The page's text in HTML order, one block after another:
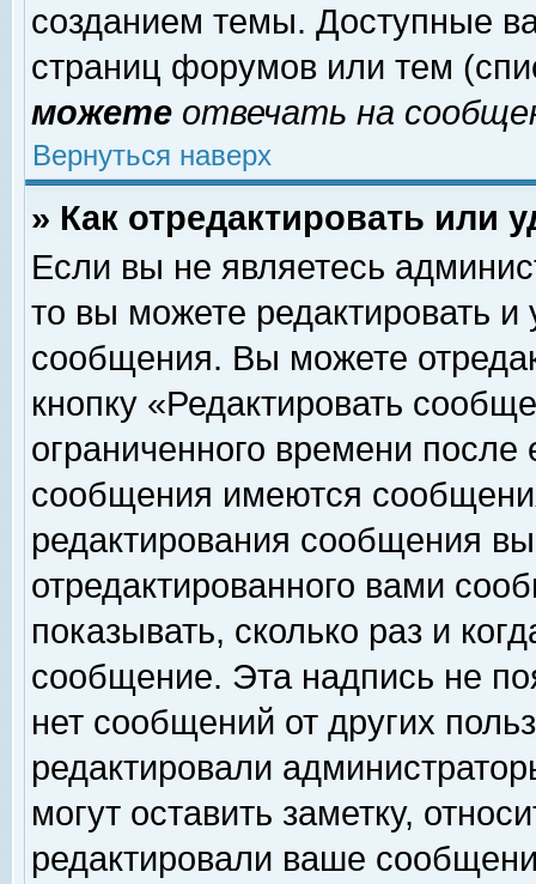
созданием темы. Доступные
страниц форумов или тем
можете отвечать на
Вернуться наверх
» Как отредактировать или
Если вы не являетесь
то вы можете редактировать и
сообщения. Вы можете
кнопку «Редактировать
ограниченного времени
сообщения имеются
редактирования сообщения
отредактированного вами
показывать, сколько раз и
сообщение. Эта надпись не
нет сообщений от других
редактировали
могут оставить заметку,
редактировали ваше